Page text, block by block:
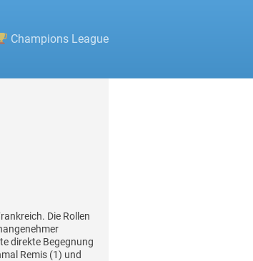
Champions League
Die Rollen
direkte Begegnung
Remis (1) und